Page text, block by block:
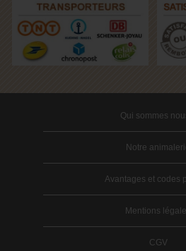
Qui sommes
Notre
Avantages et codes
Mentions
CGV